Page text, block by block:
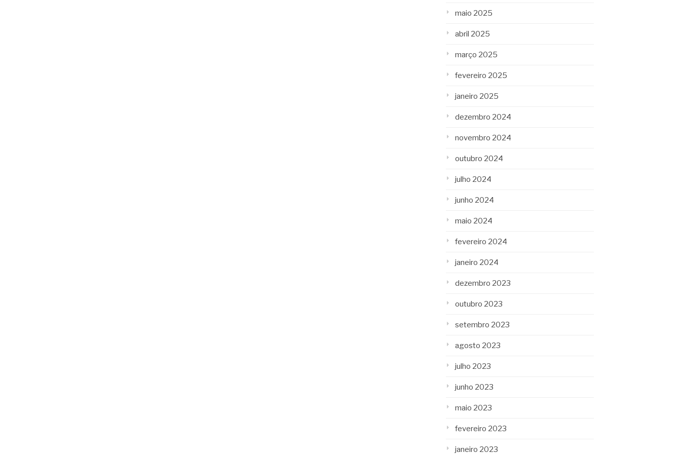
maio 2025
abril 2025
março 2025
fevereiro 2025
janeiro 2025
dezembro 2024
novembro 2024
outubro 2024
julho 2024
junho 2024
maio 2024
fevereiro 2024
janeiro 2024
dezembro 2023
outubro 2023
setembro 2023
agosto 2023
julho 2023
junho 2023
maio 2023
fevereiro 2023
janeiro 2023